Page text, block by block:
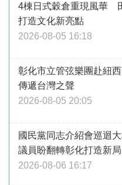
4棟日式穀倉重現風華
打造文化新亮點
2026-08-05 16:18
彰化市立管弦樂團赴紐
傳遞台灣之聲
2026-08-05 20:05
國民黨同志介紹會巡迴
議員盼翻轉彰化打造新局
2026-08-06 16:17